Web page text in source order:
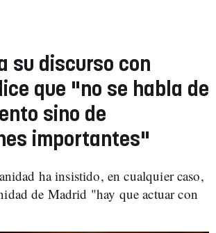
su discurso con
que "no se habla de
sino de
importantes"
ha insistido, en cualquier caso,
de Madrid "hay que actuar con